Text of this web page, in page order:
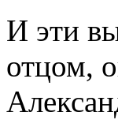
И эти
отцом,